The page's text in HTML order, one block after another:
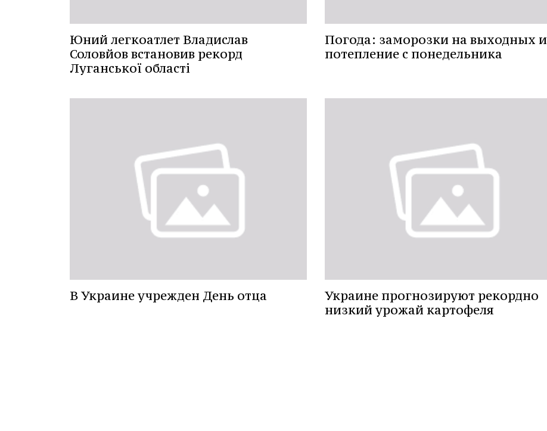
Юний легкоатлет Владислав
Соловйов встановив рекорд
Луганської області
Погода: заморозки на выходных и
потепление с понедельника
В Украине учрежден День отца
Украине прогнозируют рекордно
низкий урожай картофеля